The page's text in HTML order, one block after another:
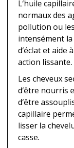
L’huile
normaux des
pollution ou
intensément
d’éclat et aide
action lissante.
Les cheveux
d’être nourris
d’être
capillaire
lisser la
casse.